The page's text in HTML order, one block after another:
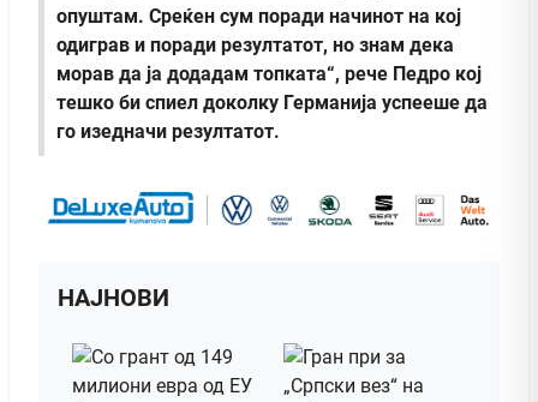
опуштам. Среќен сум поради начинот на кој
одиграв и поради резултатот, но знам дека
морав да ја додадам топката“, рече Педро кој
тешко би спиел доколку Германија успееше да
го изедначи резултатот.
НАЈНОВИ